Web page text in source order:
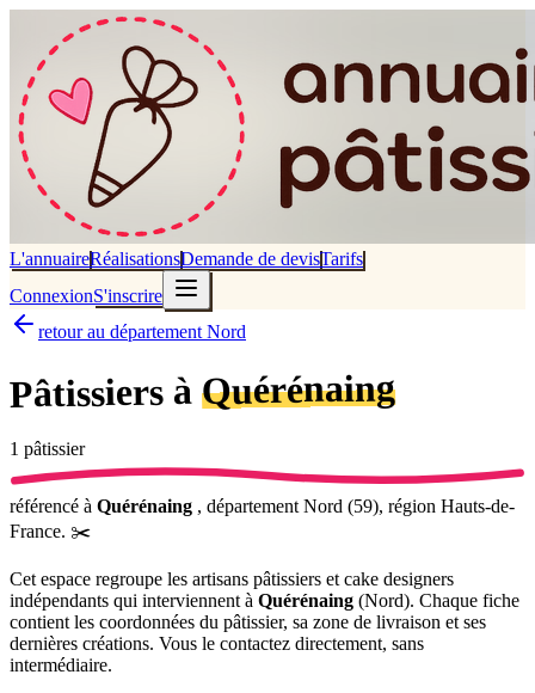
L'annuaireRéalisationsDemande de devisTarifs
ConnexionS'inscrire
retour au département Nord
Pâtissiers àQuérénaing
1 pâtissier
référencé à Quérénaing , département Nord (59), région Hauts-de-
France. ✂️
Cet espace regroupe les artisans pâtissiers et cake designers
indépendants qui interviennent à Quérénaing (Nord). Chaque fiche
contient les coordonnées du pâtissier, sa zone de livraison et ses
dernières créations. Vous le contactez directement, sans
intermédiaire.